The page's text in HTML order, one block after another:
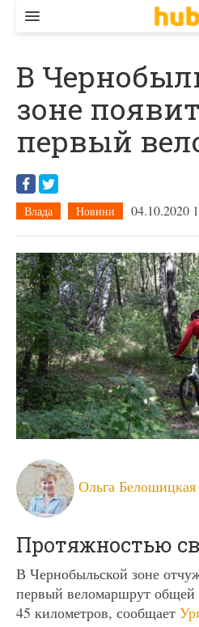
ЕКОНОМІКА
БІЗНЕС
СТАРТЕР
КОНТАКТИ
В
зоне
первый
Влада Новини 04.10.2020
Ольга Белошицкая
Протяжностью
В Чернобыльской зоне
первый веломаршрут общей
45 километров, сообщает